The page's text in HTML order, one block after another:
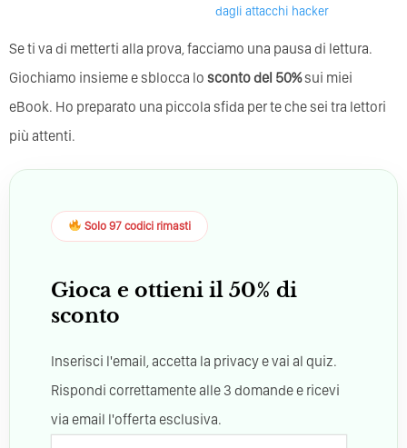
dagli attacchi hacker
Se ti va di metterti alla prova, facciamo una pausa di lettura.
Giochiamo insieme e sblocca lo sconto del 50%sui miei
eBook. Ho preparato una piccola sfida per te che sei tra lettori
più attenti.
Solo 97 codici rimasti
Gioca e ottieni il 50% di
sconto
Inserisci l'email, accetta la privacy e vai al quiz.
Rispondi correttamente alle 3 domande e ricevi
via email l'offerta esclusiva.